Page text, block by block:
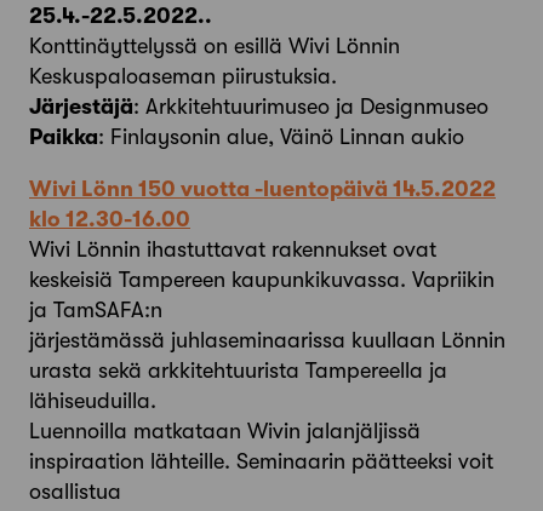
25.4.-22.5.2022..
Konttinäyttelyssä on esillä Wivi Lönnin
Keskuspaloaseman piirustuksia.
Järjestäjä: Arkkitehtuurimuseo ja Designmuseo
Paikka: Finlaysonin alue, Väinö Linnan aukio
Wivi Lönn 150 vuotta -luentopäivä 14.5.2022
klo 12.30-16.00
Wivi Lönnin ihastuttavat rakennukset ovat
keskeisiä Tampereen kaupunkikuvassa. Vapriikin
ja TamSAFA:n
järjestämässä juhlaseminaarissa kuullaan Lönnin
urasta sekä arkkitehtuurista Tampereella ja
lähiseuduilla.
Luennoilla matkataan Wivin jalanjäljissä
inspiraation lähteille. Seminaarin päätteeksi voit
osallistua